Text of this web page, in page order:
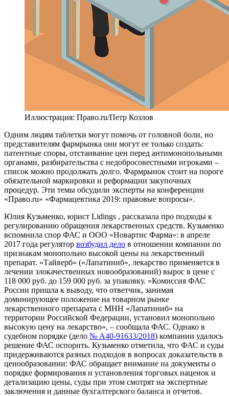
Иллюстрация: Право.ru/Петр Козлов
Одним людям таблетки могут помочь от головной боли, но
представителям фармрынка они могут ее только создать:
патентные споры, отстаивание цен перед антимонопольными
органами, разбирательства с недобросовестными игроками –
список можно продолжать долго. Фармрынок стоит на пороге
обязательной маркировки и реформации закупочных
процедур. Эти темы обсудили эксперты на конференции
«Право.ru» «Фармацевтика 2019: правовые вопросы».
Юлия Кузьменко, юрист Lidings , рассказала про подходы к
регулированию обращения лекарственных средств. Кузьменко
вспомнила спор ФАС и ООО «Новартис Фарма»: в апреле
2017 года регулятор возбудил дело в отношении компании по
признакам монопольно высокой цены на лекарственный
препарат. «Тайверб» («Лапатиниб», лекарство применяется в
лечении злокачественных новообразований) вырос в цене с
118 000 руб. до 159 000 руб. за упаковку. «Комиссия ФАС
России пришла к выводу, что ответчик, занимая
доминирующее положение на товарном рынке
лекарственного препарата с МНН «Лапатиниб» на
территории Российской Федерации, установил монопольно
высокую цену на лекарство», – сообщала ФАС. Однако в
судебном порядке (дело № А40-91633/2018) компании удалось
решение ФАС оспорить. Кузьменко отметила, что ФАС и суды
придерживаются разных подходов в вопросах доказательств в
ценообразовании: ФАС обращает внимание на документы о
порядке формирования и установления торговых наценок и
детализацию цены, суды при этом смотрят на экспертные
заключения и данные бухгалтерского баланса и отчетов.